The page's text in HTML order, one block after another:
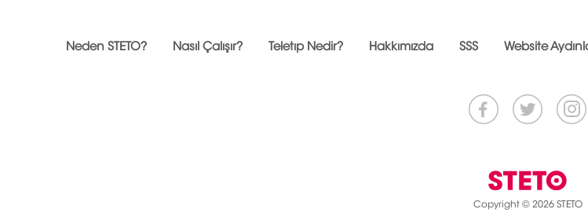
Neden STETO? Nasıl Çalışır? Teletıp Nedir? Hakkımızda SSS Website
Copyright © 2026 STETO